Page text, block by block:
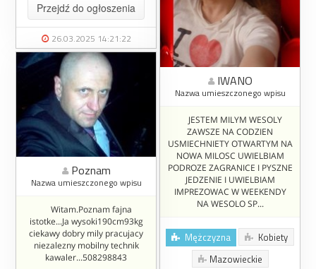
Przejdź do ogłoszenia
26.03.2025 14:21:22
IWANO
Nazwa umieszczonego wpisu
JESTEM MILYM WESOLY
ZAWSZE NA CODZIEN
USMIECHNIETY OTWARTYM NA
NOWA MILOSC UWIELBIAM
PODROZE ZAGRANICE I PYSZNE
JEDZENIE I UWIELBIAM
IMPREZOWAC W WEEKENDY
NA WESOLO SP...
Mężczyzna
Kobiety
Mazowieckie
Poznam
Nazwa umieszczonego wpisu
Witam.Poznam fajna
istotke...Ja wysoki190cm93kg
ciekawy dobry mily pracujacy
niezalezny mobilny technik
kawaler...508298843